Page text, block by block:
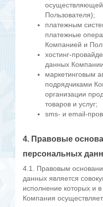
осуществляющей
Пользователя);
платежным
платежные
Компанией и
хостинг-
данных
маркетинговым
подрядчиками
организации
товаров и услуг;
sms- и email-
4. Правовые
персональных
4.1. Правовым
данных является
исполнение которых и
Компания